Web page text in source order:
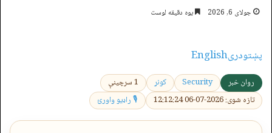
جولای 6, 2026 یوه دقیقه لوست
پښتودریEnglish
روان خبر Security کونړ
1 سرچینې
تازه شوی: 2026-07-06 12:12:24
🎙 راډیو واورئ